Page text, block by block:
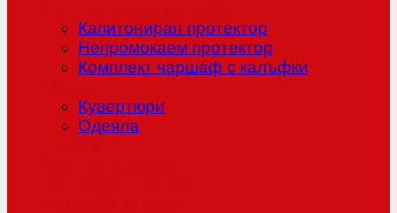
Капитониран протектор
Непромокаем протектор
Комплект чаршаф с калъфки
Кувертюри
Одеяла